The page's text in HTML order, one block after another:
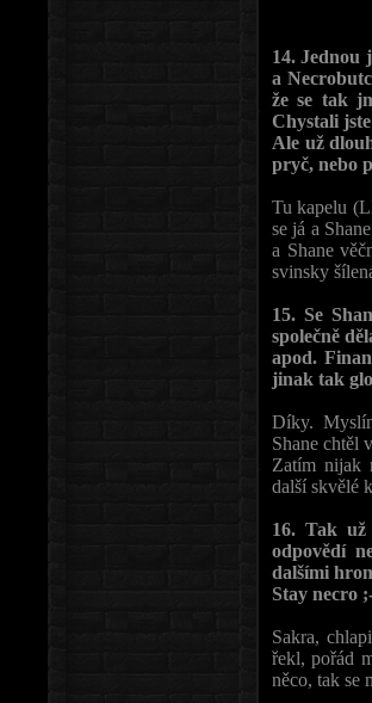
14. Jednou
a
že se tak
Chystali
Ale už
pryč, nebo
Tu kapelu
se já a
a Shane
svinsky
15. Se
společně
apod.
jinak tak
Díky.
Shane chtěl
Zatím nijak
další skvělé
16. Tak
odpovědí
dalšími
Stay necro
Sakra,
řekl, pořád
něco, tak se